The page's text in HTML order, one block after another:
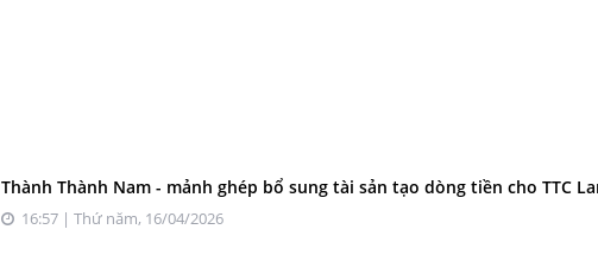
Thành Thành Nam - mảnh ghép bổ sung tài sản tạo dòng tiền cho TTC
16:57 | Thứ năm, 16/04/2026